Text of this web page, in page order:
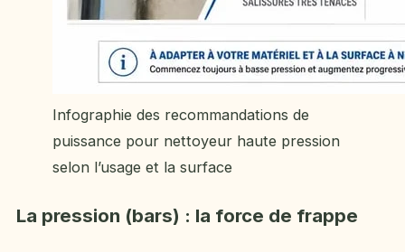
Infographie des recommandations de
puissance pour nettoyeur haute pression
selon l’usage et la surface
La pression (bars) : la force de frappe